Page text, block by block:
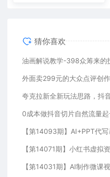
猜你喜欢